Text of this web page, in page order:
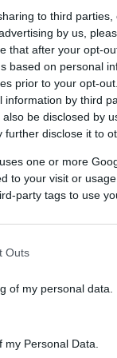
to third
by us,
that after your opt-
based on personal
prior to your opt-
by third
be disclosed by
further disclose it to
one or more
to your visit or
party tags to use
Outs
of my personal data.
Personal Data.
csapat